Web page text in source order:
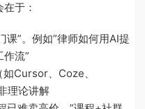
于：
课”。例如”律师如何用AI提
作流”
如Cursor、Coze、
理论讲解